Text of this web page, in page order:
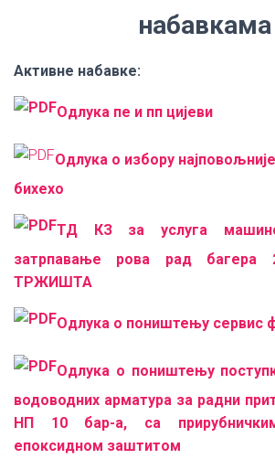
набавкама
Активне набавке:
Одлука пе и пп цијеви
Одлука о избору
бихеxо
ТД КЗ за услуга
затрпавање рова рад багера
ТРЖИШТА
Одлука о поништењу сервис
Одлука о поништењу
водоводних арматура за радни
НП 10 бар-а, са
епоксидном заштитом